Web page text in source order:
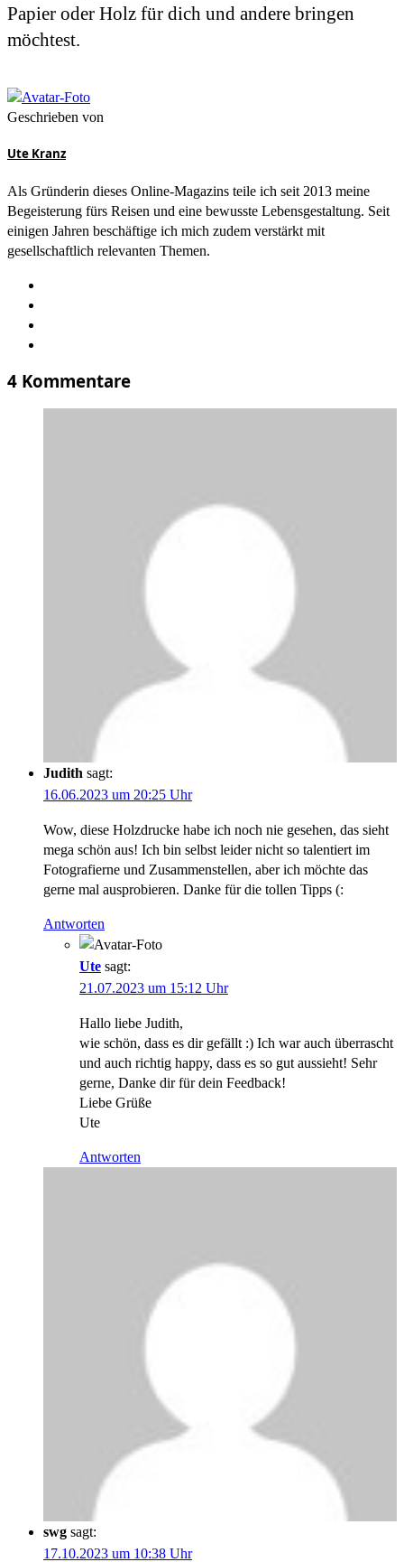
Papier oder Holz für dich und andere bringen
möchtest.
Geschrieben von
Ute Kranz
Als Gründerin dieses Online-Magazins teile ich seit 2013 meine
Begeisterung fürs Reisen und eine bewusste Lebensgestaltung. Seit
einigen Jahren beschäftige ich mich zudem verstärkt mit
gesellschaftlich relevanten Themen.
4 Kommentare
Judith sagt:
16.06.2023 um 20:25 Uhr
Wow, diese Holzdrucke habe ich noch nie gesehen, das sieht
mega schön aus! Ich bin selbst leider nicht so talentiert im
Fotografierne und Zusammenstellen, aber ich möchte das
gerne mal ausprobieren. Danke für die tollen Tipps (:
Antworten
Ute sagt:
21.07.2023 um 15:12 Uhr
Hallo liebe Judith,
wie schön, dass es dir gefällt :) Ich war auch überrascht
und auch richtig happy, dass es so gut aussieht! Sehr
gerne, Danke dir für dein Feedback!
Liebe Grüße
Ute
Antworten
swg sagt:
17.10.2023 um 10:38 Uhr